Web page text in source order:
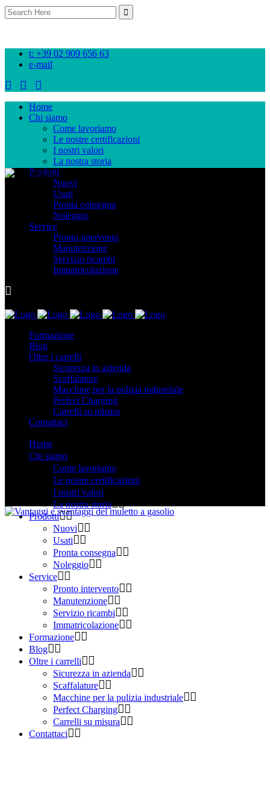
Search
for:
t: +39 02 909 656 63
e-mail
Home
Chi siamo
Come lavoriamo
Le nostre certificazioni
I nostri valori
La nostra storia
Prodotti
Nuovi
Usati
Pronta consegna
Noleggio
Service
Pronto intervento
Manutenzione
Servizio ricambi
Immatricolazione
Formazione
Blog
Oltre i carrelli
Sicurezza in azienda
Scaffalature
Macchine per la pulizia industriale
Perfect Charging
Carrelli su misura
Contattaci
Home
Chi siamo
Come lavoriamo
Le nostre certificazioni
I nostri valori
La nostra storia
Prodotti
Nuovi
Usati
Pronta consegna
Noleggio
Service
Pronto intervento
Manutenzione
Servizio ricambi
Immatricolazione
Formazione
Blog
Oltre i carrelli
Sicurezza in azienda
Scaffalature
Macchine per la pulizia industriale
Perfect Charging
Carrelli su misura
Contattaci